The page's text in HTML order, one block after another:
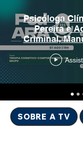
Psicóloga
Pereira e
Criminal,
PodAra -
SOBRE A TV